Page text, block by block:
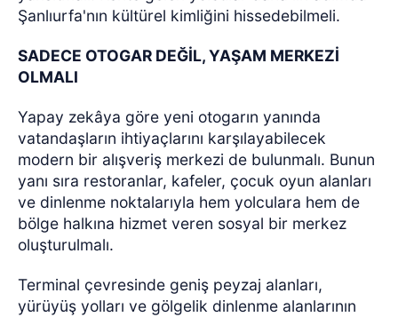
Şanlıurfa'nın kültürel kimliğini hissedebilmeli.
SADECE OTOGAR DEĞİL, YAŞAM MERKEZİ
OLMALI
Yapay zekâya göre yeni otogarın yanında
vatandaşların ihtiyaçlarını karşılayabilecek
modern bir alışveriş merkezi de bulunmalı. Bunun
yanı sıra restoranlar, kafeler, çocuk oyun alanları
ve dinlenme noktalarıyla hem yolculara hem de
bölge halkına hizmet veren sosyal bir merkez
oluşturulmalı.
Terminal çevresinde geniş peyzaj alanları,
yürüyüş yolları ve gölgelik dinlenme alanlarının